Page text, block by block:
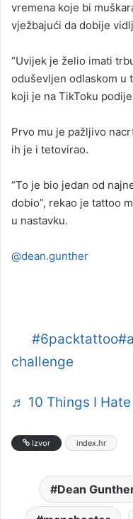
vremena koje bi
vježbajući da dobije
“Uvijek je želio imati
oduševljen odlaskom u
koji je na TikToku
Prvo mu je pažljivo
ih je i tetovirao.
“To je bio jedan od
dobio”, rekao je tattoo
u nastavku.
@dean.gunther
#6packtattoo
challenge
♬ 10 Things I
Izvor index.hr
Dean